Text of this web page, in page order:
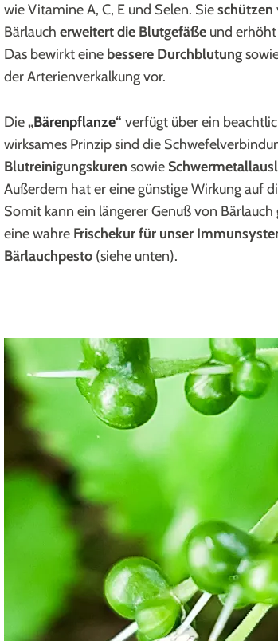
wie Vitamine A, C, E und Selen. Sieschützen
Bärlauch erweitert die Blutgefäße und
Das bewirkt eine bessere Durchblutung
der Arterienverkalkung vor.
Die„Bärenpflanze“ verfügt über ein
wirksames Prinzip sind die
Blutreinigungskuren sowie
Außerdem hat er eine günstige Wirkung auf
Somit kann ein längerer Genuß von
eine wahre Frischekur für unser
Bärlauchpesto (siehe unten).